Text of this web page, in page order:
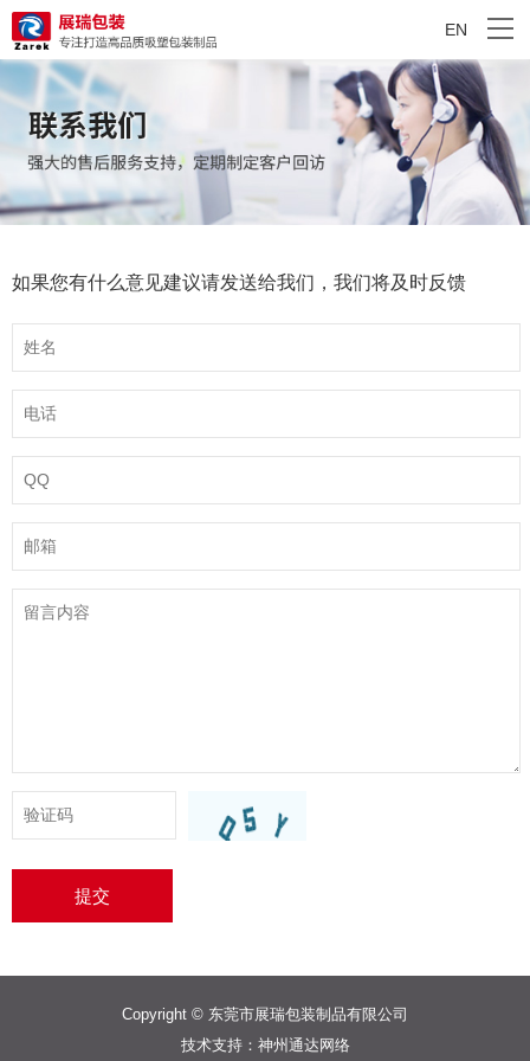
EN
如果您有什么意见建议请发送给我们，我们将及时反馈
提交
Copyright © 东莞市展瑞包装制品有限公司
技术支持： 神州通达网络